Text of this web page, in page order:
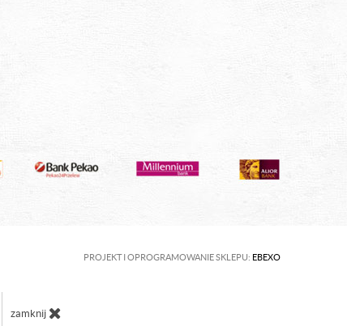
PROJEKT I OPROGRAMOWANIE SKLEPU: EBEXO
zamknij